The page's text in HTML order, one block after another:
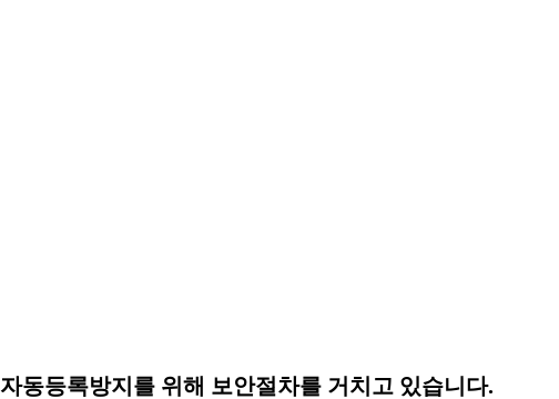
자동등록방지를 위해 보안절차를 거치고 있습니다.